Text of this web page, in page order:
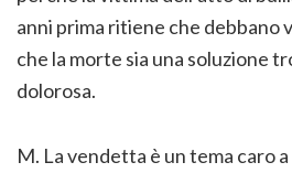
anni prima ritiene che debbano
che la morte sia una soluzione
dolorosa.
M. La vendetta è un tema caro